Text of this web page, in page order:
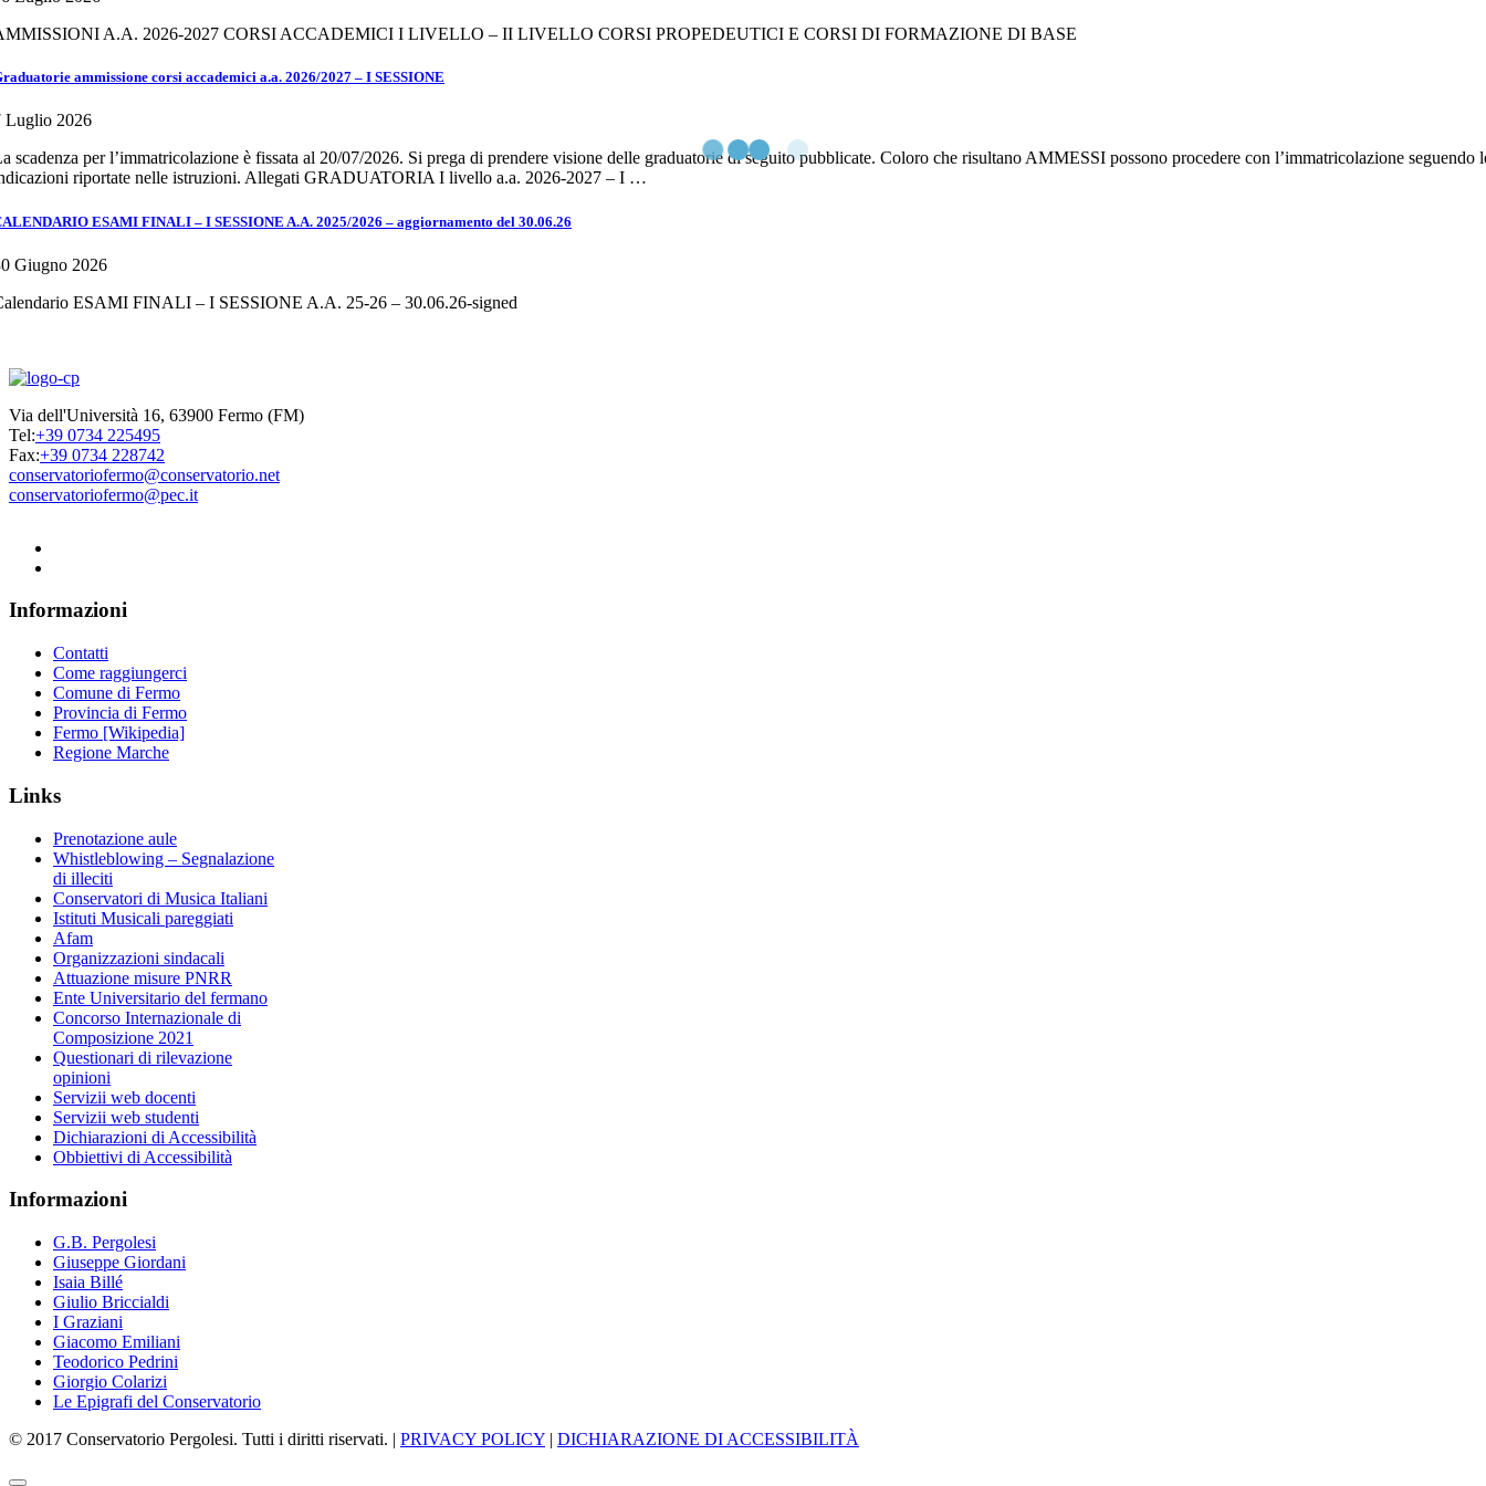
A.A. 2026-2027 CORSI ACCADEMICI I LIVELLO – II LIVELLO CORSI PROPEDEUTICI E CORSI DI FORMAZIONE DI BASE
ammissione corsi accademici a.a. 2026/2027 – I SESSIONE
Luglio 2026
scadenza per l’immatricolazione è fissata al 20/07/2026. Si prega di prendere visione delle graduatorie di seguito pubblicate. Coloro che risultano AMMESSI possono procedere con l’immatricolazione seguendo
riportate nelle istruzioni. Allegati GRADUATORIA I livello a.a. 2026-2027 – I …
ESAMI FINALI – I SESSIONE A.A. 2025/2026 – aggiornamento del 30.06.26
Giugno 2026
ESAMI FINALI – I SESSIONE A.A. 25-26 – 30.06.26-signed
Via dell'Università 16, 63900 Fermo (FM)
Tel:+39 0734 225495
Fax:+39 0734 228742
conservatoriofermo@conservatorio.net
conservatoriofermo@pec.it
Informazioni
Contatti
Come raggiungerci
Comune di Fermo
Provincia di Fermo
Fermo [Wikipedia]
Regione Marche
Links
Prenotazione aule
Whistleblowing – Segnalazione
di illeciti
Conservatori di Musica Italiani
Istituti Musicali pareggiati
Afam
Organizzazioni sindacali
Attuazione misure PNRR
Ente Universitario del fermano
Concorso Internazionale di
Composizione 2021
Questionari di rilevazione
opinioni
Servizii web docenti
Servizii web studenti
Dichiarazioni di Accessibilità
Obbiettivi di Accessibilità
Informazioni
G.B. Pergolesi
Giuseppe Giordani
Isaia Billé
Giulio Briccialdi
I Graziani
Giacomo Emiliani
Teodorico Pedrini
Giorgio Colarizi
Le Epigrafi del Conservatorio
© 2017 Conservatorio Pergolesi. Tutti i diritti riservati. | PRIVACY POLICY | DICHIARAZIONE DI ACCESSIBILITÀ